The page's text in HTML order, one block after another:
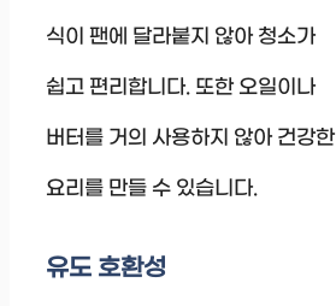
식이 팬에 달라붙지 않아 청소가
쉽고 편리합니다. 또한 오일이나
버터를 거의 사용하지 않아 건강한
요리를 만들 수 있습니다.
유도 호환성